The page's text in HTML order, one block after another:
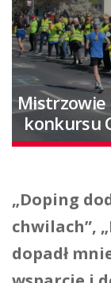
Mistrzowie
konkursu
„Doping
chwilach”,
dopadł